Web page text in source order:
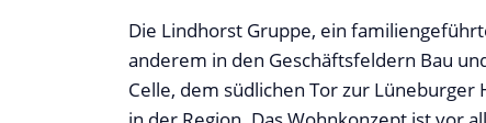
Die Lindhorst Gruppe, ein
anderem in den Geschäftsfeldern Bau
Celle, dem südlichen Tor zur